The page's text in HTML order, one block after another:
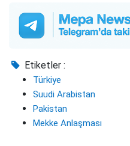
Etiketler :
Türkiye
Suudi Arabistan
Pakistan
Mekke Anlaşması